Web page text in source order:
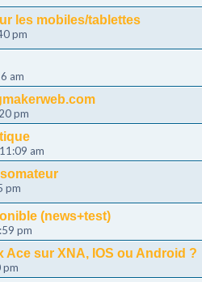
les mobiles/tablettes
pm
am
pm
am
pm
(news+test)
pm
Ace sur XNA, IOS ou Android ?
pm